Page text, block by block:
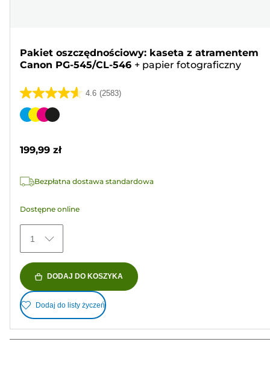
Pakiet oszczędnościowy: kaseta z atramentem
Canon PG-545/CL-546 + papier fotograficzny
4.6 (2583)
4.6
na
2583
Wkład
199,99 zł
Bezpłatna dostawa standardowa
Dostępne online
1
DODAJ DO KOSZYKA
Dodaj do listy życzeń